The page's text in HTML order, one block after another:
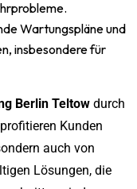
Wartungspläne und
insbesondere für
Berlin Teltow durch
profitieren Kunden
auch von
Lösungen, die